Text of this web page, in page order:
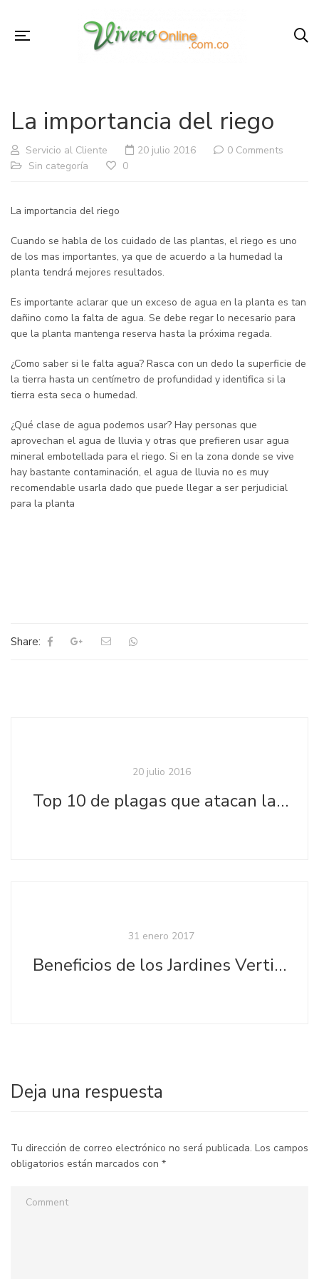
La importancia del riego
Servicio al Cliente 20 julio 2016
0 Comments
Sin categoría
0
La importancia del riego
Cuando se habla de los cuidado de las plantas, el riego es uno
de los mas importantes, ya que de acuerdo a la humedad la
planta tendrá mejores resultados.
Es importante aclarar que un exceso de agua en la planta es tan
dañino como la falta de agua. Se debe regar lo necesario para
que la planta mantenga reserva hasta la próxima regada.
¿Como saber si le falta agua? Rasca con un dedo la superficie de
la tierra hasta un centímetro de profundidad y identifica si la
tierra esta seca o humedad.
¿Qué clase de agua podemos usar? Hay personas que
aprovechan el agua de lluvia y otras que prefieren usar agua
mineral embotellada para el riego. Si en la zona donde se vive
hay bastante contaminación, el agua de lluvia no es muy
recomendable usarla dado que puede llegar a ser perjudicial
para la planta
Share:
20 julio 2016
Top 10 de plagas que atacan las plantas
31 enero 2017
Beneficios de los Jardines Verticales
Deja una respuesta
Tu dirección de correo electrónico no será publicada. Los campos
obligatorios están marcados con *